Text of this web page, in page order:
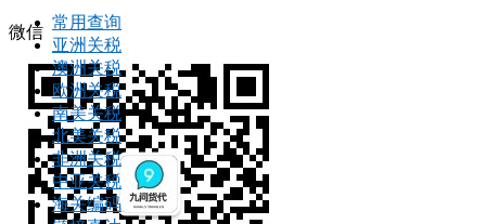
微信
常用查询
亚洲关税
澳洲关税
欧洲关税
南美关税
北美关税
非洲关税
中亚关税
海关编码